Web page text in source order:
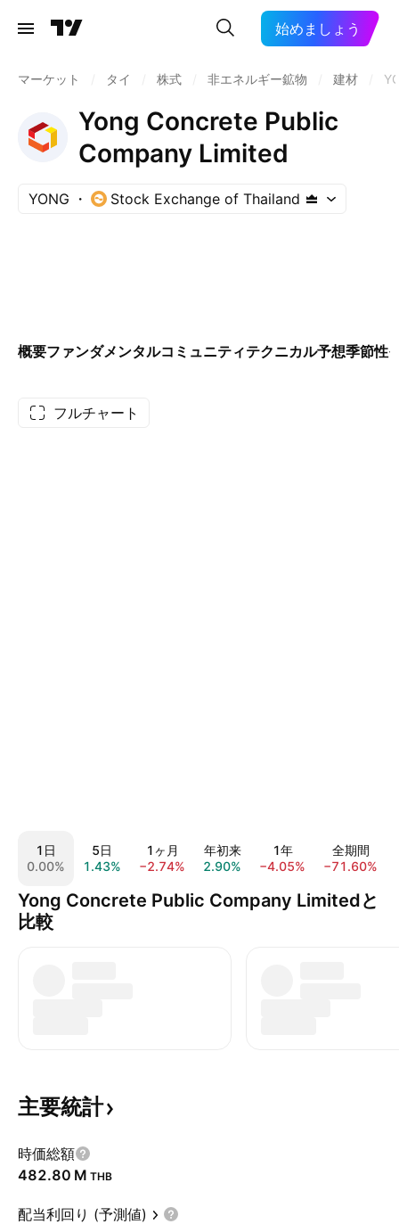
始めましょう
マーケット タイ 株式 非エネルギー鉱物 建材
Yong Concrete Public
Company Limited
YONG Stock Exchange of Thailand
概要ファンダメンタルコミュニティテクニカル予想季節性
フルチャート
1日
0.00%
5日
1.43%
1ヶ月
−2.74%
年初来
2.90%
1年
−4.05%
全期間
−71.60%
Yong Concrete Public Company Limitedと
比較
主要統計
時価総額
‪482.80 M‬ THB
配当利回り (予測値)